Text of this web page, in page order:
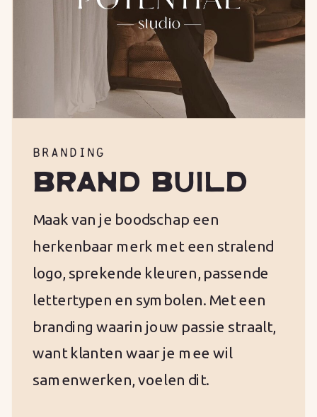
Maak van je boodschap een
herkenbaar merk met een stralend
logo, sprekende kleuren, passende
lettertypen en symbolen. Met een
branding waarin jouw passie straalt,
want klanten waar je mee wil
samenwerken, voelen dit.
BRAND BUILD
BRANDING